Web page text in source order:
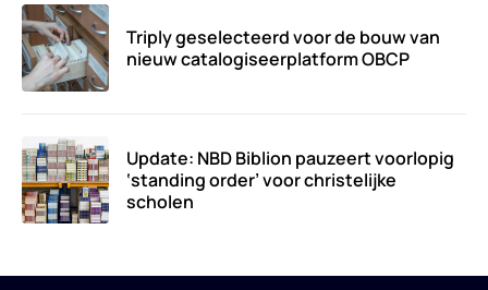
Triply geselecteerd voor de bouw van
nieuw catalogiseerplatform OBCP
Update: NBD Biblion pauzeert voorlopig
‘standing order’ voor christelijke
scholen